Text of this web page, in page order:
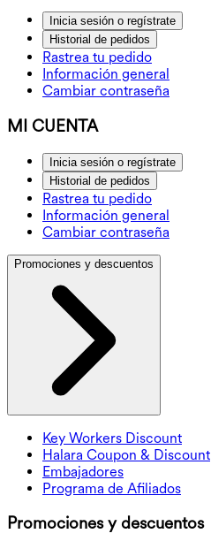
Inicia sesión o regístrate
Historial de pedidos
Rastrea tu pedido
Información general
Cambiar contraseña
MI CUENTA
Inicia sesión o regístrate
Historial de pedidos
Rastrea tu pedido
Información general
Cambiar contraseña
Promociones y descuentos
Key Workers Discount
Halara Coupon & Discount
Embajadores
Programa de Afiliados
Promociones y descuentos